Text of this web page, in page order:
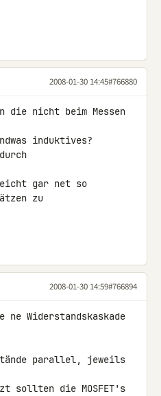
2008-01-30 14:45#766880
die nicht beim Messen
induktives?
gar net so
zu
2008-01-30 14:59#766894
Widerstandskaskade
parallel, jeweils
sollten die MOSFET's